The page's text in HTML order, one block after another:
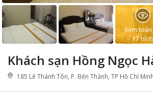
Khách sạn Hồng Ngọc
185 Lê Thánh Tôn, P. Bến Thành, TP Hồ Chí
Xem
17 hình